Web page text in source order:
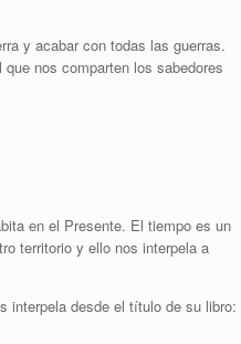
y acabar con todas las guerras.
nos comparten los sabedores
en el Presente. El tiempo es un
territorio y ello nos interpela a
interpela desde el título de su libro: